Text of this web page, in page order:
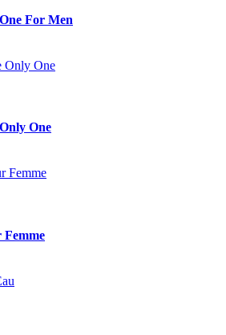
For Men
One
Femme